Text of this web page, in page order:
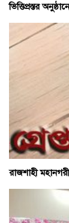
ভিত্তিপ্রস্তর
রাজশাহী